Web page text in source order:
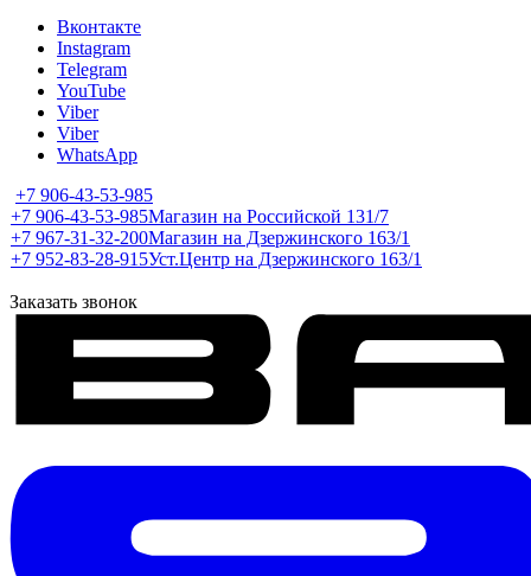
Вконтакте
Instagram
Telegram
YouTube
Viber
Viber
WhatsApp
+7 906-43-53-985
+7 906-43-53-985Магазин на Российской 131/7
+7 967-31-32-200Магазин на Дзержинского 163/1
+7 952-83-28-915Уст.Центр на Дзержинского 163/1
Заказать звонок